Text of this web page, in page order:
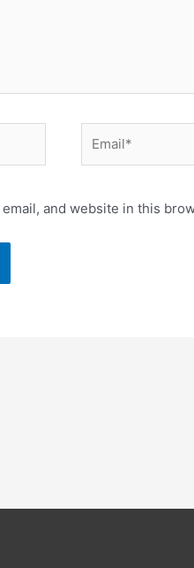
email, and website in this